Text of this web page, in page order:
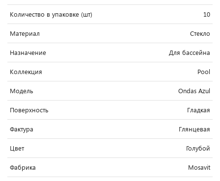
Количество в упаковке (шт) 10
Материал Стекло
Назначение Для бассейна
Коллекция Pool
Модель Ondas Azul
Поверхность Гладкая
Фактура Глянцевая
Цвет Голубой
Фабрика Mosavit